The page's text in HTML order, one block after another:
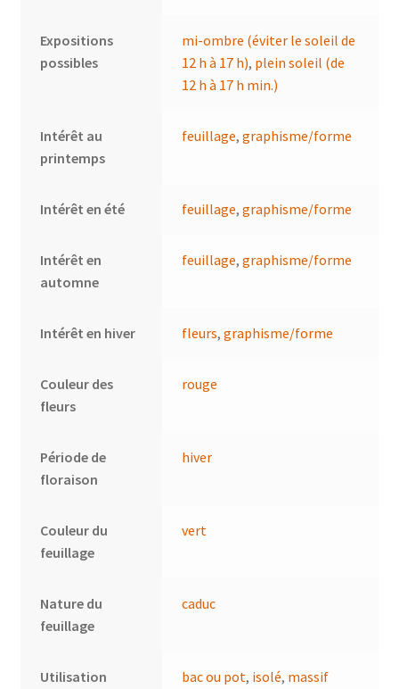
Expositions
possibles
mi-ombre (éviter le soleil de
12 h à 17 h), plein soleil (de
12 h à 17 h min.)
Intérêt au
printemps
feuillage,graphisme/forme
Intérêt en été feuillage,graphisme/forme
Intérêt en
automne
feuillage,graphisme/forme
Intérêt en hiver fleurs,graphisme/forme
Couleur des
fleurs
rouge
Période de
floraison
hiver
Couleur du
feuillage
vert
Nature du
feuillage
caduc
Utilisation
bac ou pot, isolé, massif